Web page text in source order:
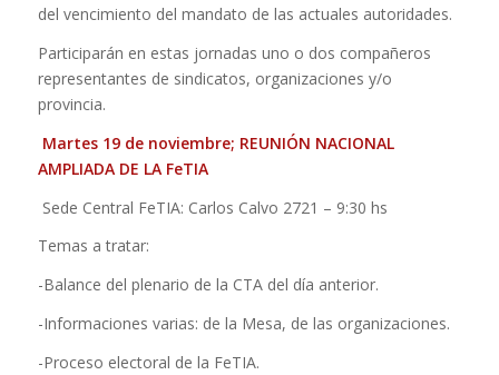
del vencimiento del mandato de las actuales autoridades.
Participarán en estas jornadas uno o dos compañeros
representantes de sindicatos, organizaciones y/o
provincia.
Martes 19 de noviembre; REUNIÓN NACIONAL
AMPLIADA DE LA FeTIA
Sede Central FeTIA: Carlos Calvo 2721 – 9:30 hs
Temas a tratar:
-Balance del plenario de la CTA del día anterior.
-Informaciones varias: de la Mesa, de las organizaciones.
-Proceso electoral de la FeTIA.